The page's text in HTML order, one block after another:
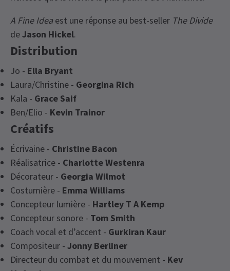
A Fine Idea est une réponse au best-seller The Divide
deJason Hickel.
Distribution
Jo - Ella Bryant
Laura/Christine - Georgina Rich
Kala - Grace Saif
Ben/Elio - Kevin Trainor
Créatifs
Écrivaine - Christine Bacon
Réalisatrice - Charlotte Westenra
Décorateur - Georgia Wilmot
Costumière - Emma Williams
Concepteur lumière - Hartley T A Kemp
Concepteur sonore - Tom Smith
Coach vocal et d’accent - Gurkiran Kaur
Compositeur - Jonny Berliner
Directeur du combat et du mouvement - Kev